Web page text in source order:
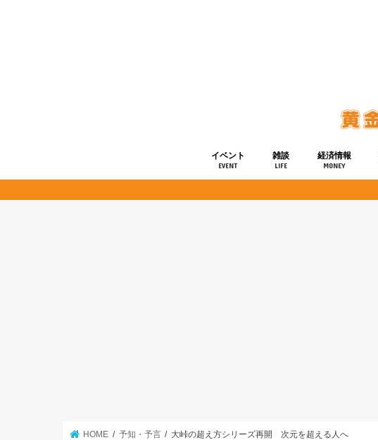
イベント
EVENT
雑談
LIFE
経済情報
MONEY
HOME 予知・予言 大峠の超え方シリーズ再開 次元を超える人へ